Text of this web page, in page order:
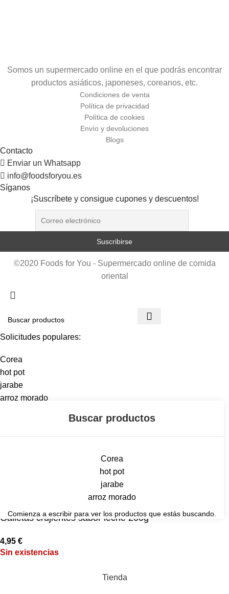
Somos un supermercado online en el que podrás encontrar
productos asiáticos, japoneses, coreanos, etc.
Condiciones de venta
Política de privacidad
Política de cookies
Envío y devoluciones
Blogs
Contacto
Enviar un Whatsapp
info@foodsforyou.es
Síganos
¡Suscríbete y consigue cupones y descuentos!
©2020 Foods for You - Supermercado online de comida
oriental
Solicitudes populares:
Corea
hot pot
jarabe
arroz morado
Corea
hot pot
jarabe
arroz morado
Comienza a escribir para ver los productos que estás buscando.
Galletas crujientes sabor leche 200g
4,95 €
Sin existencias
Tienda